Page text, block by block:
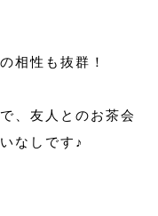
相性も抜群！
、友人とのお茶会
なしです♪